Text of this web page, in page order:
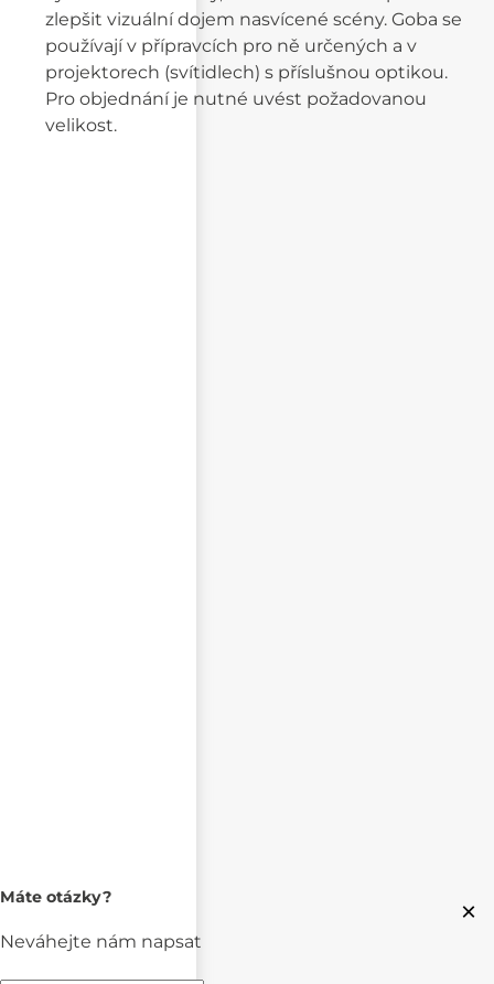
zlepšit vizuální dojem nasvícené scény. Goba se
používají v přípravcích pro ně určených a v
projektorech (svítidlech) s příslušnou optikou.
Pro objednání je nutné uvést požadovanou
velikost.
×
Máte otázky?
Neváhejte nám napsat